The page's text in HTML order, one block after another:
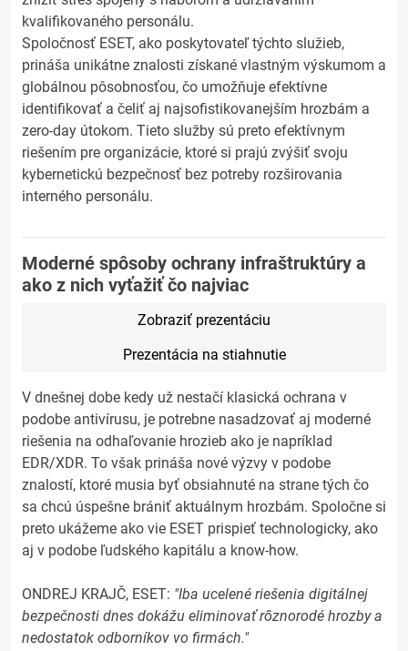
kvalifikovaného personálu.
Spoločnosť ESET, ako poskytovateľ týchto služieb,
prináša unikátne znalosti získané vlastným výskumom a
globálnou pôsobnosťou, čo umožňuje efektívne
identifikovať a čeliť aj najsofistikovanejším hrozbám a
zero-day útokom. Tieto služby sú preto efektívnym
riešením pre organizácie, ktoré si prajú zvýšiť svoju
kybernetickú bezpečnosť bez potreby rozširovania
interného personálu.
Moderné spôsoby ochrany infraštruktúry a
ako z nich vyťažiť čo najviac
Zobraziť prezentáciu
Prezentácia na stiahnutie
V dnešnej dobe kedy už nestačí klasická ochrana v
podobe antivírusu, je potrebne nasadzovať aj moderné
riešenia na odhaľovanie hrozieb ako je napríklad
EDR/XDR. To však prináša nové výzvy v podobe
znalostí, ktoré musia byť obsiahnuté na strane tých čo
sa chcú úspešne brániť aktuálnym hrozbám. Spoločne si
preto ukážeme ako vie ESET prispieť technologicky, ako
aj v podobe ľudského kapitálu a know-how.
ONDREJ KRAJČ, ESET: "Iba ucelené riešenia digitálnej
bezpečnosti dnes dokážu eliminovať rôznorodé hrozby a
nedostatok odborníkov vo firmách."